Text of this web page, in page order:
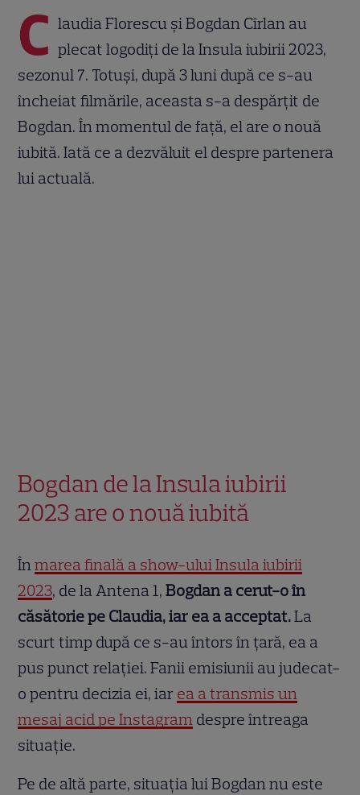
C laudia Florescu și Bogdan Cîrlan au
plecat logodiți de la Insula iubirii 2023,
sezonul 7. Totuși, după 3 luni după ce s-au
încheiat filmările, aceasta s-a despărțit de
Bogdan. În momentul de față, el are o nouă
iubită. Iată ce a dezvăluit el despre partenera
lui actuală.
Bogdan de la Insula iubirii
2023 are o nouă iubită
Înmarea finală a show-ului Insula iubirii
2023, de la Antena 1,Bogdan a cerut-o în
căsătorie pe Claudia, iar ea a acceptat.La
scurt timp după ce s-au întors în țară, ea a
pus punct relației. Fanii emisiunii au judecat-
o pentru decizia ei, iar ea a transmis un
mesaj acid pe Instagram despre întreaga
situație.
Pe de altă parte, situația lui Bogdan nu este